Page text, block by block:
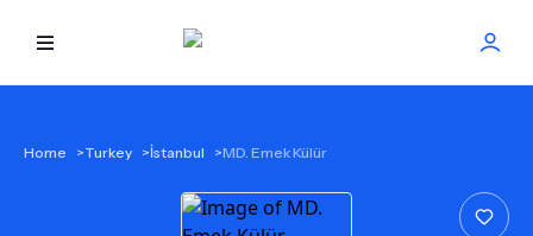
Home >Turkey >İstanbul >MD. Emek Külür